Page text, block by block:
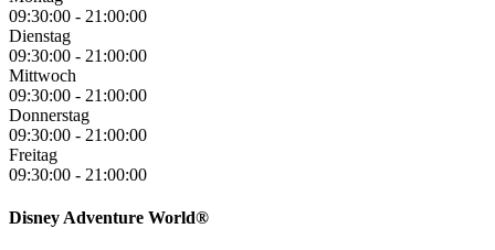
09:30:00 - 21:00:00
Dienstag
09:30:00 - 21:00:00
Mittwoch
09:30:00 - 21:00:00
Donnerstag
09:30:00 - 21:00:00
Freitag
09:30:00 - 21:00:00
Disney Adventure World®